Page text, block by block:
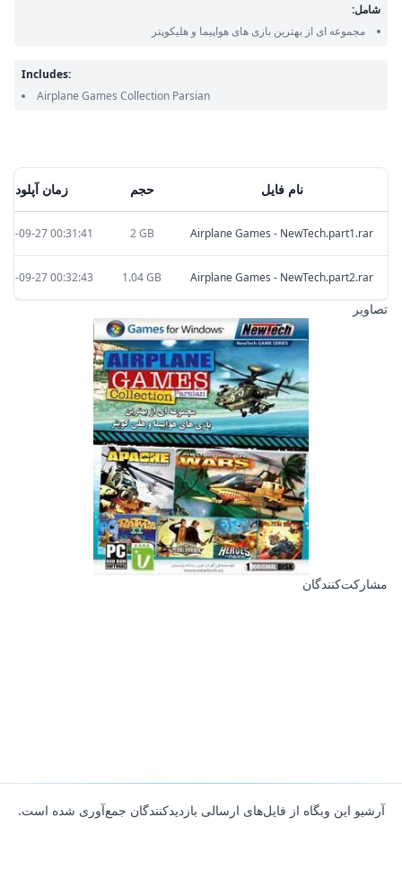
نام فایل حجم زمان آپلود
Airplane Games - NewTech.part1.rar
2 GB
09-27 00:31:41
Airplane Games - NewTech.part2.rar
1.04 GB
09-27 00:32:43
تصاویر
مشارکت‌کنندگان
شامل:
مجموعه ای از بهترین بازی های هواپیما و هلیکوپتر
Includes:
Airplane Games Collection Parsian
آرشیو این وبگاه از فایل‌های ارسالی بازدیدکنندگان جمع‌آوری شده است.